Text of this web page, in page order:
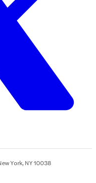
York, NY 10038